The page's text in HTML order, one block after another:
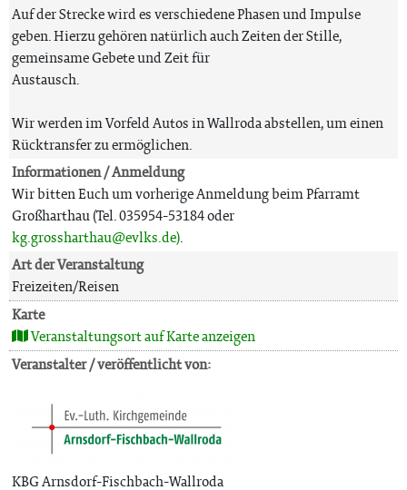
Auf der Strecke wird es verschiedene Phasen und Impulse
geben. Hierzu gehören natürlich auch Zeiten der Stille,
gemeinsame Gebete und Zeit für
Austausch.
Wir werden im Vorfeld Autos in Wallroda abstellen, um einen
Rücktransfer zu ermöglichen.
Informationen / Anmeldung
Wir bitten Euch um vorherige Anmeldung beim Pfarramt
Großharthau (Tel. 035954-53184 oder
kg.grossharthau@evlks.de).
Art der Veranstaltung
Freizeiten/Reisen
Karte
Veranstaltungsort auf Karte anzeigen
Veranstalter / veröffentlicht von:
KBG Arnsdorf-Fischbach-Wallroda